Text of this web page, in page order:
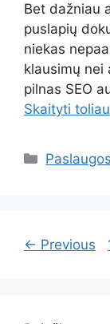
Bet dažniau
puslapių
niekas
klausimų nei
pilnas SEO
Skaityti toliau
Kategorijos
Paslaugos
← Previous